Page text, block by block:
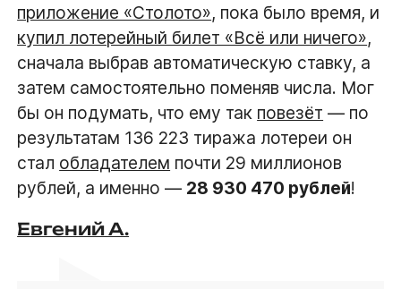
приложение «Столото», пока было время, и
купил лотерейный билет «Всё или ничего»,
сначала выбрав автоматическую ставку, а
затем самостоятельно поменяв числа. Мог
бы он подумать, что ему так повезёт — по
результатам 136 223 тиража лотереи он
стал обладателем почти 29 миллионов
рублей, а именно — 28 930 470 рублей!
Евгений А.